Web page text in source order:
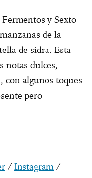
y Sexto
de la
de sidra. Esta
notas dulces,
con algunos toques
pero
/Instagram /